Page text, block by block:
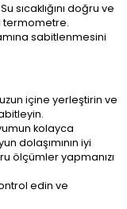
Su sıcaklığını doğru ve
termometre.
sabitlenmesini
içine yerleştirin ve
kolayca
dolaşımının iyi
ölçümler yapmanızı
edin ve